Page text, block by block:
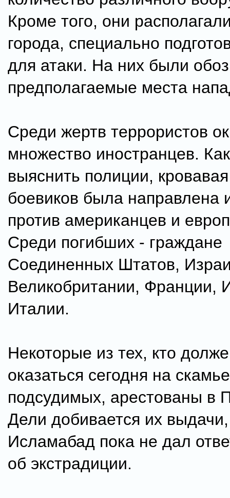
Кроме того, они
города, специально
для атаки. На них были
предполагаемые места
Среди жертв террористов
множество иностранцев.
выяснить полиции,
боевиков была направлена
против американцев и
Среди погибших - граждане
Соединенных Штатов,
Великобритании, Франции,
Италии.
Некоторые из тех, кто
оказаться сегодня на скамье
подсудимых, арестованы в
Дели добивается их
Исламабад пока не дал
об экстрадиции.